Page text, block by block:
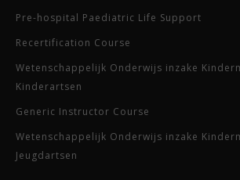
Pre-hospital Paediatric Life Support
Recertification Course
Wetenschappelijk Onderwijs inzake
Kinderartsen
Generic Instructor Course
Wetenschappelijk Onderwijs inzake
Jeugdartsen